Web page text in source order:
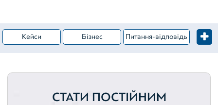
Кейси Бізнес Питання-відповідь
СТАТИ ПОСТІЙНИМ